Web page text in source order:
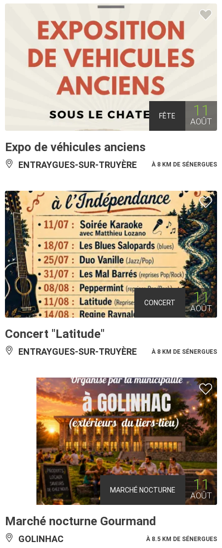
FÊTE 11
AOÛT
Expo de véhicules anciens
ENTRAYGUES-SUR-TRUYÈRE À 8 KM DE SÉNERGUES
CONCERT 11
AOÛT
Concert "Latitude"
ENTRAYGUES-SUR-TRUYÈRE À 8 KM DE SÉNERGUES
MARCHÉ NOCTURNE 11
AOÛT
Marché nocturne Gourmand
GOLINHAC À 8.5 KM DE SÉNERGUES